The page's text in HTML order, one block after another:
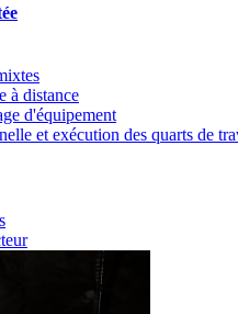
à distance
d'équipement
et exécution des quarts de